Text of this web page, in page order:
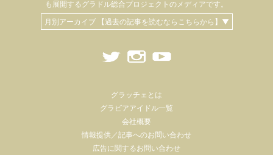
も 展開するグラドル総合プロジェクトのメディアです。
月別アーカイブ 【過去の記事を読むならこちらから】▼
グラッチェとは
グラビアアイドル一覧
会社概要
情報提供／記事へのお問い合わせ
広告に関するお問い合わせ